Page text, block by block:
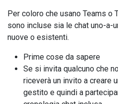
Per coloro che usano Teams o
sono incluse sia le chat uno-a-
nuove o esistenti.
Prime cose da sapere
Se si invita qualcuno che
riceverà un invito a creare
gestito e quindi a